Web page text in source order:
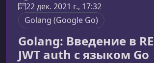
22 дек. 2021 г., 17:32
Golang (Google Go)
Golang: Введение в
JWT auth с языком Go